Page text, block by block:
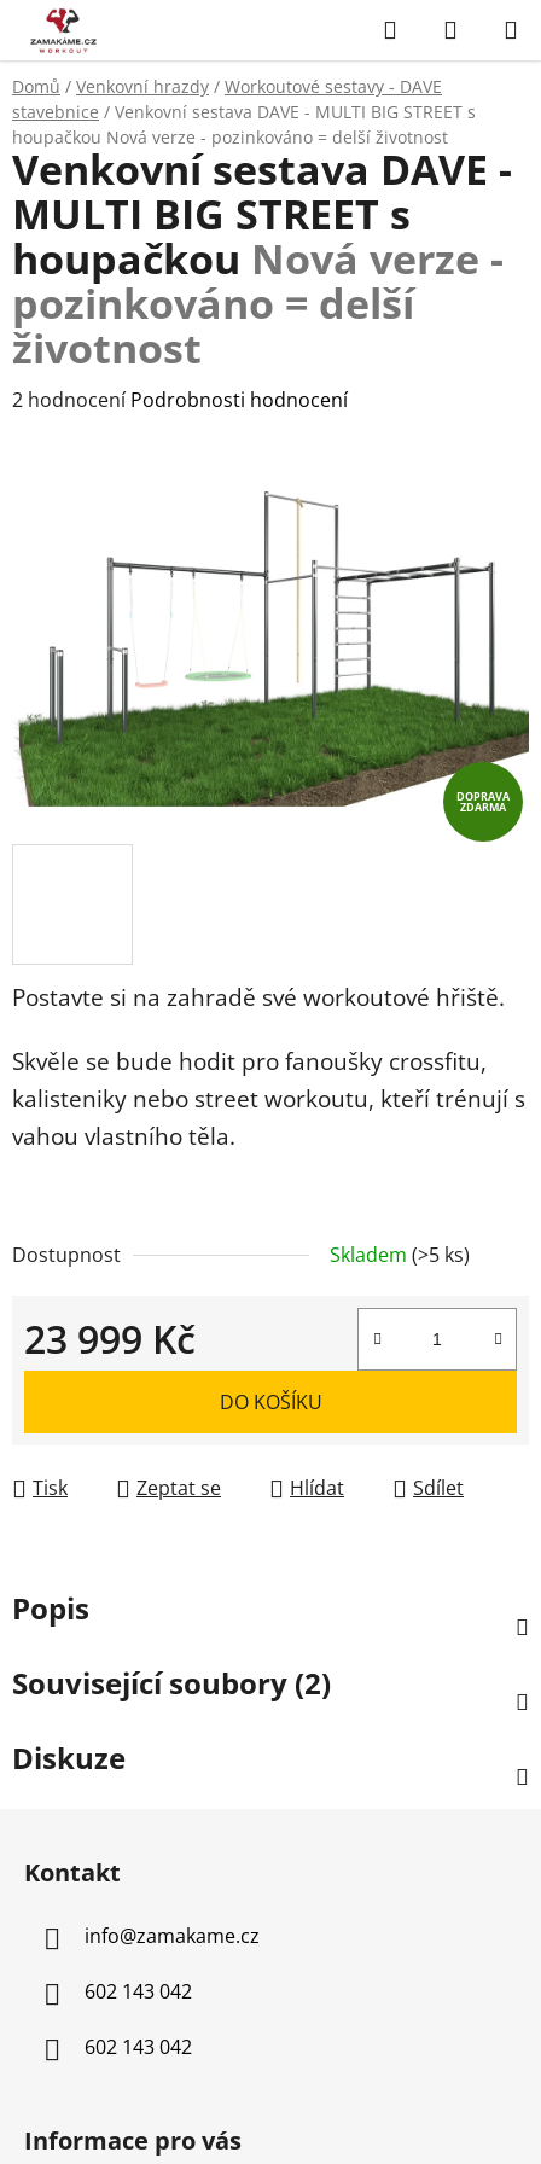
Přejít
obsah
Hledat
KOŠÍK
Domů / Venkovní hrazdy / Workoutové sestavy - DAVE
stavebnice / Venkovní sestava DAVE - MULTI BIG STREET s
houpačkou Nová verze - pozinkováno = delší životnost
Postavte si na zahradě své workoutové hřiště.
Skvěle se bude hodit pro fanoušky crossfitu,
kalisteniky nebo street workoutu, kteří trénují s
vahou vlastního těla.
Dostupnost Skladem (>5 ks)
23 999 Kč
Měrná cena:
DO KOŠÍKU
Tisk Zeptat se Hlídat Sdílet
Venkovní sestava DAVE -
MULTI BIG STREET s
houpačkou Nová verze -
pozinkováno = delší
životnost
Průměrné
2 hodnocení Podrobnosti hodnocení
DOPRAVA
ZDARMA
Popis
Související soubory (2)
Diskuze
Kontakt
info@zamakame.cz
602 143 042
602 143 042
Informace pro vás